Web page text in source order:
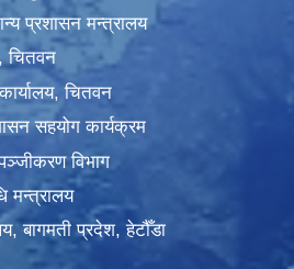
प्रशासन मन्त्रालय
चितवन
चितवन
सहयोग कार्यक्रम
विभाग
मन्त्रालय
बागमती प्रदेश, हेटौँडा